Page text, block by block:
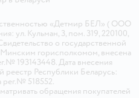
«Детмир БЕЛ» ( ООО
ул. Кульман, 3, пом. 319, 220100,
о государственной
горисполкомом, внесена
193143448. Дата внесения
реестр Республики Беларусь:
рег.№ 518552.
обращения покупателей